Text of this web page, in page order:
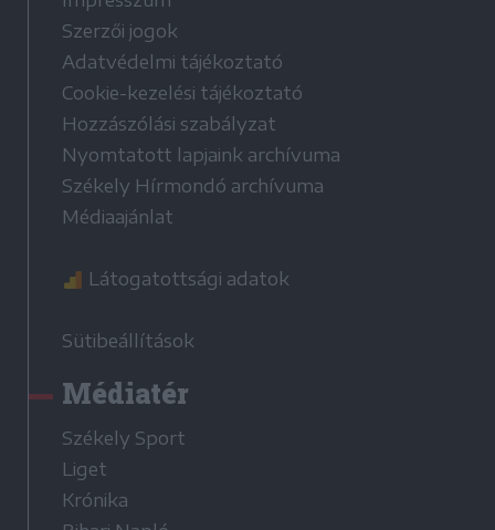
Szerzői jogok
Adatvédelmi tájékoztató
Cookie-kezelési tájékoztató
Hozzászólási szabályzat
Nyomtatott lapjaink archívuma
Székely Hírmondó archívuma
Médiaajánlat
Látogatottsági adatok
Sütibeállítások
Médiatér
Székely Sport
Liget
Krónika